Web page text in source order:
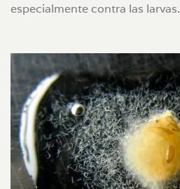
especialmente contra las larvas.